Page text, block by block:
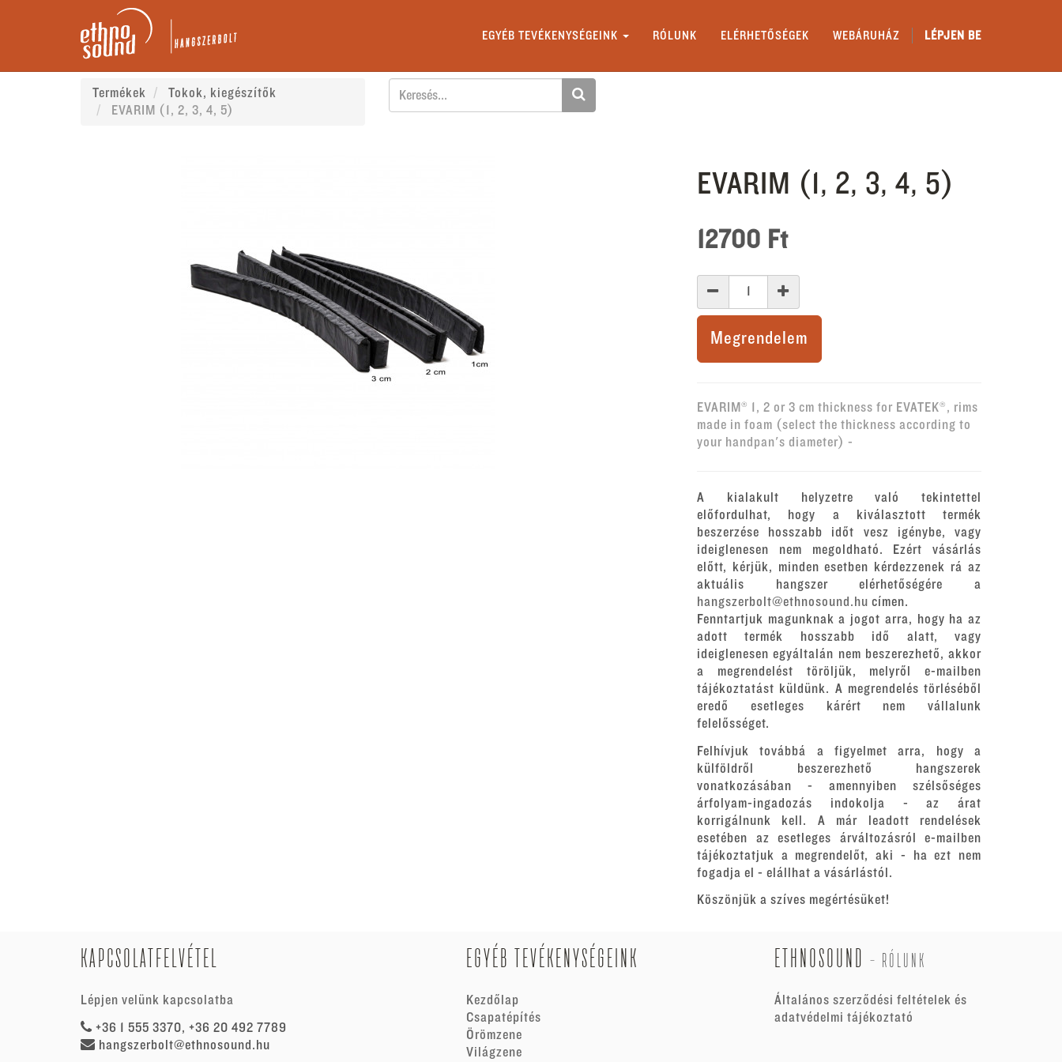
EGYÉB TEVÉKENYSÉGEINK RÓLUNK ELÉRHETŐSÉGEK WEBÁRUHÁZ LÉPJEN BE
Termékek
Tokok, kiegészítők
EVARIM (1, 2, 3, 4, 5)
EVARIM (1, 2, 3, 4, 5)
12700 Ft
Megrendelem
EVARIM® 1, 2 or 3 cm thickness for EVATEK®, rims
made in foam (select the thickness according to
your handpan's diameter) -
A kialakult helyzetre való tekintettel
előfordulhat, hogy a kiválasztott termék
beszerzése hosszabb időt vesz igénybe, vagy
ideiglenesen nem megoldható. Ezért vásárlás
előtt, kérjük, minden esetben kérdezzenek rá az
aktuális hangszer elérhetőségére a
hangszerbolt@ethnosound.hu címen.
Fenntartjuk magunknak a jogot arra, hogy ha az
adott termék hosszabb idő alatt, vagy
ideiglenesen egyáltalán nem beszerezhető, akkor
a megrendelést töröljük, melyről e-mailben
tájékoztatást küldünk. A megrendelés törléséből
eredő esetleges kárért nem vállalunk
felelősséget.
Felhívjuk továbbá a figyelmet arra, hogy a
külföldről beszerezhető hangszerek
vonatkozásában - amennyiben szélsőséges
árfolyam-ingadozás indokolja - az árat
korrigálnunk kell. A már leadott rendelések
esetében az esetleges árváltozásról e-mailben
tájékoztatjuk a megrendelőt, aki - ha ezt nem
fogadja el - elállhat a vásárlástól.
Köszönjük a szíves megértésüket!
KAPCSOLATFELVÉTEL
Lépjen velünk kapcsolatba
+36 1 555 3370, +36 20 492 7789
hangszerbolt@ethnosound.hu
EGYÉB TEVÉKENYSÉGEINK
Kezdőlap
Csapatépítés
Örömzene
Világzene
ETHNOSOUND - RÓLUNK
Általános szerződési feltételek és
adatvédelmi tájékoztató